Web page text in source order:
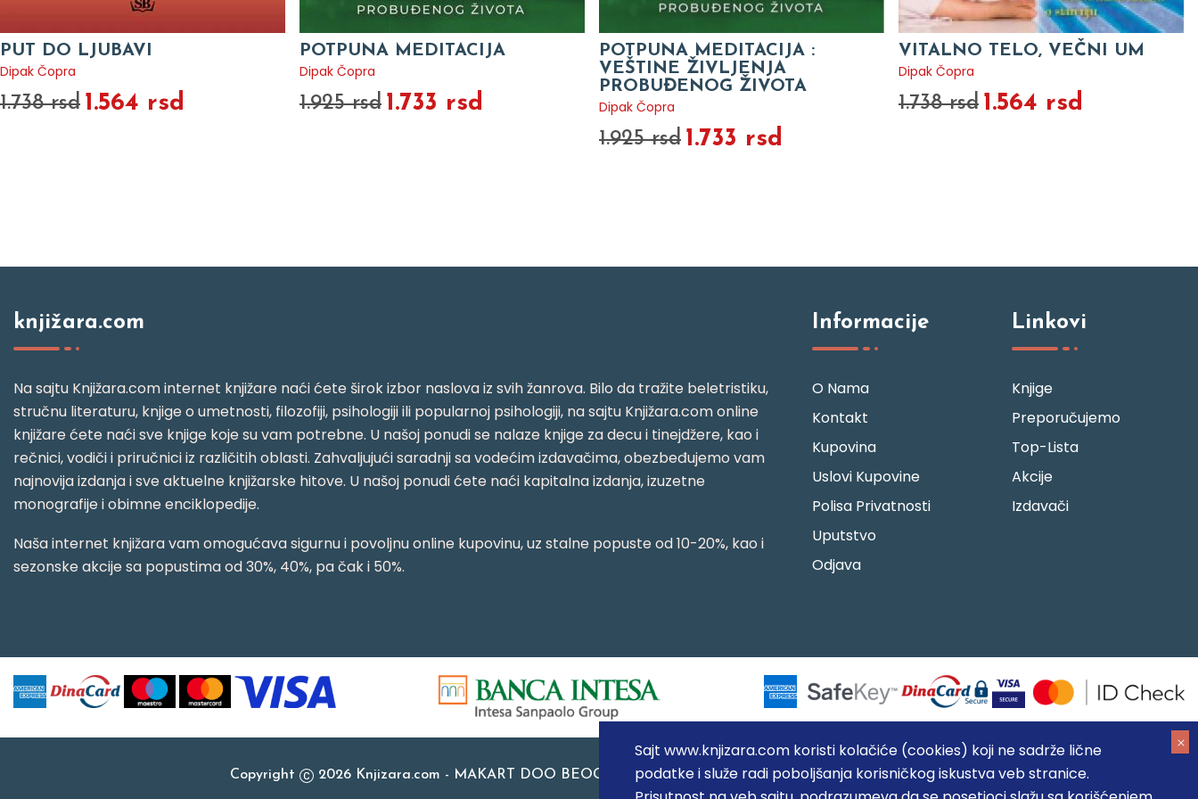
Sajt www.knjizara.com koristi kolačiće (cookies) koji ne sadrže lične
podatke i služe radi poboljšanja korisničkog iskustva veb stranice.
PUT DO LJUBAVI
Dipak Čopra
1.738 rsd 1.564 rsd
POTPUNA MEDITACIJA
Dipak Čopra
1.925 rsd 1.733 rsd
POTPUNA MEDITACIJA :
VEŠTINE ŽIVLJENJA
PROBUĐENOG ŽIVOTA
Dipak Čopra
1.925 rsd 1.733 rsd
VITALNO TELO, VEČNI UM
Dipak Čopra
1.738 rsd 1.564 rsd
knjižara.com
Na sajtu Knjižara.com internet knjižare naći ćete širok izbor naslova iz svih žanrova. Bilo da tražite beletristiku,
stručnu literaturu, knjige o umetnosti, filozofiji, psihologiji ili popularnoj psihologiji, na sajtu Knjižara.com online
knjižare ćete naći sve knjige koje su vam potrebne. U našoj ponudi se nalaze knjige za decu i tinejdžere, kao i
rečnici, vodiči i priručnici iz različitih oblasti. Zahvaljujući saradnji sa vodećim izdavačima, obezbeđujemo vam
najnovija izdanja i sve aktuelne knjižarske hitove. U našoj ponudi ćete naći kapitalna izdanja, izuzetne
monografije i obimne enciklopedije.
Naša internet knjižara vam omogućava sigurnu i povoljnu online kupovinu, uz stalne popuste od 10-20%, kao i
sezonske akcije sa popustima od 30%, 40%, pa čak i 50%.
Informacije
O Nama
Kontakt
Kupovina
Uslovi Kupovine
Polisa Privatnosti
Uputstvo
Odjava
Linkovi
Knjige
Preporučujemo
Top-Lista
Akcije
Izdavači
Copyright 2026 Knjizara.com - MAKART DOO BEOGRAD (NOVI BEOGRAD), PIB: 105184104, MB: 20337524